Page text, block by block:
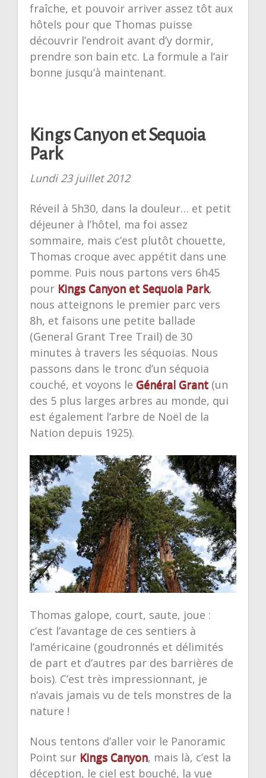
fraîche, et pouvoir arriver assez tôt aux
hôtels pour que Thomas puisse
découvrir l’endroit avant d’y dormir,
prendre son bain etc. La formule a l’air
bonne jusqu’à maintenant.
Kings Canyon et Sequoia
Park
Lundi 23 juillet 2012
Réveil à 5h30, dans la douleur… et petit
déjeuner à l’hôtel, ma foi assez
sommaire, mais c’est plutôt chouette,
Thomas croque avec appétit dans une
pomme. Puis nous partons vers 6h45
pour Kings Canyon et Sequoia Park,
nous atteignons le premier parc vers
8h, et faisons une petite ballade
(General Grant Tree Trail) de 30
minutes à travers les séquoias. Nous
passons dans le tronc d’un séquoia
couché, et voyons le Général Grant(un
des 5 plus larges arbres au monde, qui
est également l’arbre de Noël de la
Nation depuis 1925).
Thomas galope, court, saute, joue :
c’est l’avantage de ces sentiers à
l’américaine (goudronnés et délimités
de part et d’autres par des barrières de
bois). C’est très impressionnant, je
n’avais jamais vu de tels monstres de la
nature !
Nous tentons d’aller voir le Panoramic
Point sur Kings Canyon, mais là, c’est la
déception, le ciel est bouché, la vue